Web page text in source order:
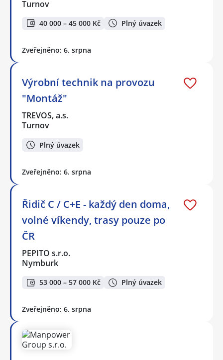
Turnov
40 000 – 45 000 Kč Plný úvazek
Zveřejněno: 6. srpna
Výrobní technik na provozu
"Montáž"
TREVOS, a.s.
Turnov
Plný úvazek
Zveřejněno: 6. srpna
Řidič C / C+E - každý den doma,
volné víkendy, trasy pouze po
ČR
PEPITO s.r.o.
Nymburk
53 000 – 57 000 Kč Plný úvazek
Zveřejněno: 6. srpna